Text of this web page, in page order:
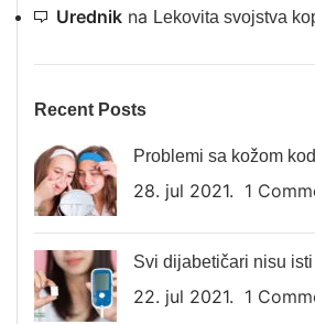
Urednik na Lekovita svojstva
Recent Posts
Problemi sa kožom
28. jul 2021. 1
Svi dijabetičari nisu
22. jul 2021. 1